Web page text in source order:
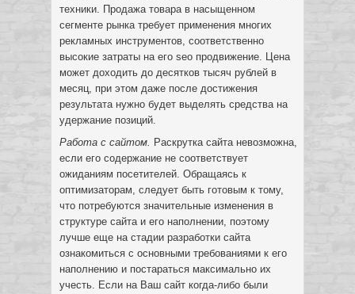
техники. Продажа товара в насыщенном
сегменте рынка требует применения многих
рекламных инструментов, соответственно
высокие затраты на его seo продвижение. Цена
может доходить до десятков тысяч рублей в
месяц, при этом даже после достижения
результата нужно будет выделять средства на
удержание позиций.
Работа с сайтом. Раскрутка сайта невозможна,
если его содержание не соответствует
ожиданиям посетителей. Обращаясь к
оптимизаторам, следует быть готовым к тому,
что потребуются значительные изменения в
структуре сайта и его наполнении, поэтому
лучше еще на стадии разработки сайта
ознакомиться с основными требованиями к его
наполнению и постараться максимально их
учесть. Если на Ваш сайт когда-либо были